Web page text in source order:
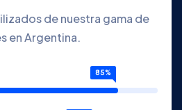
de nuestra gama de
en Argentina.
85%